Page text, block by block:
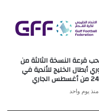
قرعة النسخة الثالثة من
أبطال الخليج للأندية في
منذ يوم واحد